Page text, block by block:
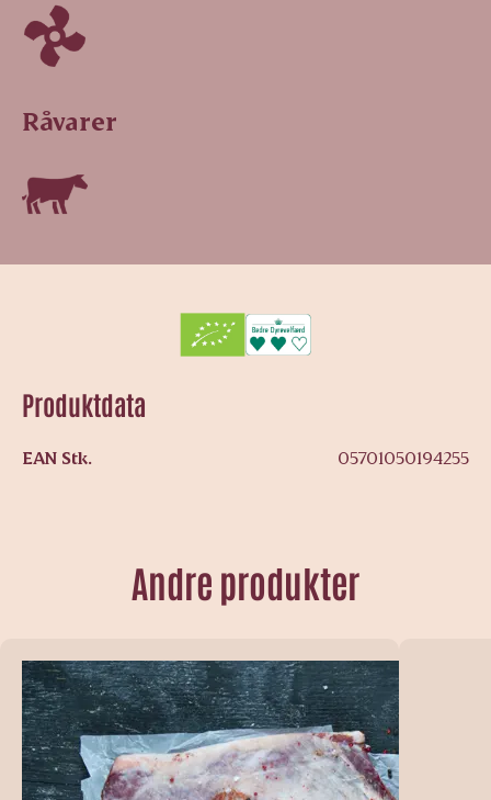
Produktdata
EAN Stk. 05701050194255
Råvarer
Andre produkter